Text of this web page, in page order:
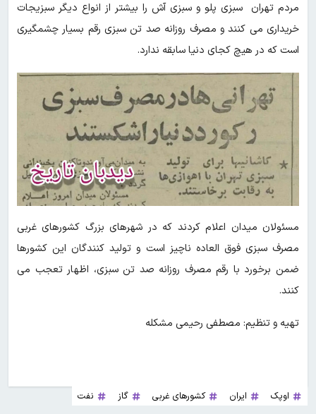
مردم تهران سبزی پلو و سبزی آش را بیشتر از انواع دیگر سبزیجات
خریداری می کنند و مصرف روزانه صد تن سبزی رقم بسیار چشمگیری
است که در هیچ کجای دنیا سابقه ندارد.
مسئولان میدان اعلام کردند که در شهرهای بزرگ کشورهای غربی
مصرف سبزی فوق العاده ناچیز است و تولید کنندگان‌ این‌ کشورها
ضمن برخورد با رقم مصرف روزانه صد تن سبزی‌، اظهار تعجب می
کنند.
تهیه و تنظیم: مصطفی رحیمی مشکله
اوپک ایران کشورهای غربی گاز نفت